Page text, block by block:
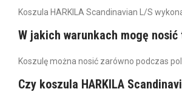
Koszula HARKILA Scandinavian L/S
W jakich warunkach mogę nosić
Koszulę można nosić zarówno podczas
Czy koszula HARKILA